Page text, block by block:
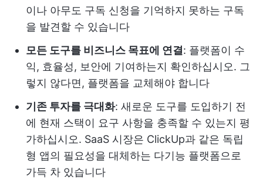
이나 아무도 구독 신청을 기억하지 못하는 구독
을 발견할 수 있습니다
모든 도구를 비즈니스 목표에 연결 : 플랫폼이 수
익, 효율성, 보안에 기여하는지 확인하십시오. 그
렇지 않다면, 플랫폼을 교체해야 합니다
기존 투자를 극대화: 새로운 도구를 도입하기 전
에 현재 스택이 요구 사항을 충족할 수 있는지 평
가하십시오. SaaS 시장은 ClickUp과 같은 독립
형 앱의 필요성을 대체하는 다기능 플랫폼으로
가득 차 있습니다